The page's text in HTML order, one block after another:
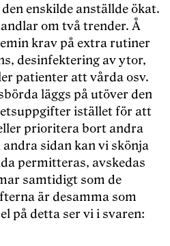
enskilde anställde ökat.
om två trender. Å
krav på extra rutiner
desinfektering av ytor,
patienter att vårda osv.
läggs på utöver den
istället för att
prioritera bort andra
sidan kan vi skönja
permitteras, avskedas
samtidigt som de
är desamma som
på detta ser vi i svaren: